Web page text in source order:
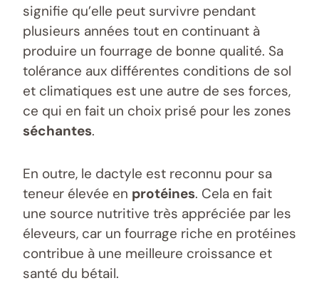
signifie qu’elle peut survivre pendant
plusieurs années tout en continuant à
produire un fourrage de bonne qualité. Sa
tolérance aux différentes conditions de sol
et climatiques est une autre de ses forces,
ce qui en fait un choix prisé pour les zones
séchantes.
En outre, le dactyle est reconnu pour sa
teneur élevée en protéines. Cela en fait
une source nutritive très appréciée par les
éleveurs, car un fourrage riche en protéines
contribue à une meilleure croissance et
santé du bétail.